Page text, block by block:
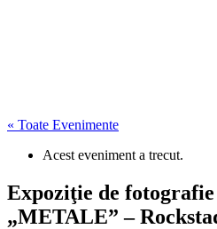
« Toate Evenimente
Acest eveniment a trecut.
Expoziţie de
„METALE” –